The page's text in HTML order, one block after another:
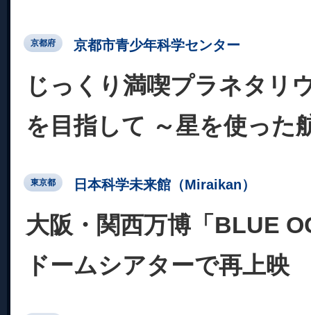
京都府 京都市青少年科学センター
じっくり満喫プラネタリ
を目指して ～星を使った
東京都 日本科学未来館（Miraikan）
大阪・関西万博「BLUE
ドームシアターで再上映